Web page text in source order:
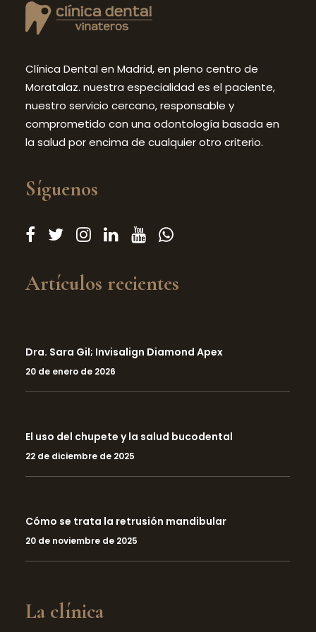
Clínica Dental en Madrid, en pleno centro de
Moratalaz. nuestra especialidad es el paciente,
nuestro servicio cercano, responsable y
comprometido con una odontología basada en
la salud por encima de cualquier otro criterio.
Síguenos
Artículos recientes
Dra. Sara Gil; Invisalign Diamond Apex
20 de enero de 2026
El uso del chupete y la salud bucodental
22 de diciembre de 2025
Cómo se trata la retrusión mandibular
20 de noviembre de 2025
La clínica